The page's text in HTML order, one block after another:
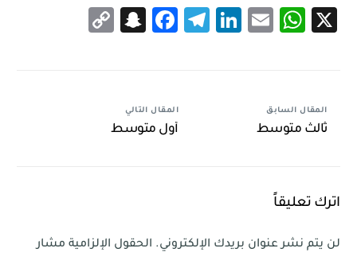
X
WhatsApp
Email
LinkedIn
Telegram
Facebook
Snapchat
المقال السابق
ثالث متوسط
المقال التالي
أول متوسط
اترك تعليقاً
لن يتم نشر عنوان بريدك الإلكتروني. الحقول الإلزامية مشار